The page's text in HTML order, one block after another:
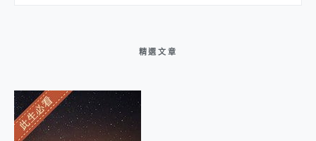
精選文章